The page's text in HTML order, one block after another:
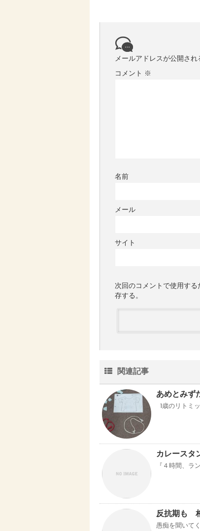
メールアドレスが公開され
コメント ※
名前
メール
サイト
次回のコメントで使用す
存する。
関連記事
あめとみず
1歳のリトミ
カレース
『４時間、ラ
反抗期も
愚痴を聞いて